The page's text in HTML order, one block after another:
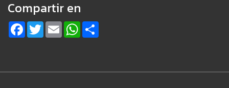
Compartir en
F
a
o
T
w
r
E
m
W
h
p